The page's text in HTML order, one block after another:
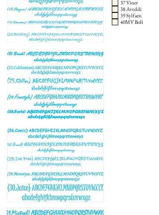
37 Viner
38 Aveddi
39 Sylfaen
40MV Boli